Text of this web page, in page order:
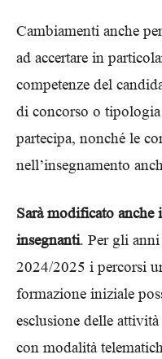
Cambiamenti anche
ad accertare in
competenze del
di concorso o
partecipa, nonché le
nell’insegnamento
Sarà modificato
insegnanti. Per gli
2024/2025 i percorsi
formazione iniziale
esclusione delle
con modalità